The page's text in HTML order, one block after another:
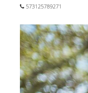
573125789271